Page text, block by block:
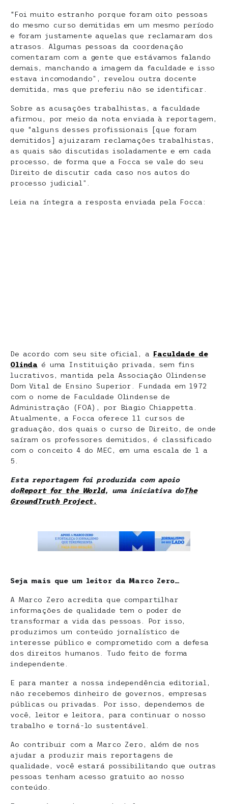
“Foi muito estranho porque foram oito pessoas
do mesmo curso demitidas em um mesmo período
e foram justamente aquelas que reclamaram dos
atrasos. Algumas pessoas da coordenação
comentaram com a gente que estávamos falando
demais, manchando a imagem da faculdade e isso
estava incomodando”, revelou outra docente
demitida, mas que preferiu não se identificar.
Sobre as acusações trabalhistas, a faculdade
afirmou, por meio da nota enviada à reportagem,
que “alguns desses profissionais [que foram
demitidos] ajuizaram reclamações trabalhistas,
as quais são discutidas isoladamente e em cada
processo, de forma que a Focca se vale do seu
Direito de discutir cada caso nos autos do
processo judicial”.
Leia na íntegra a resposta enviada pela Focca:
De acordo com seu site oficial, a Faculdade de
Olinda é uma Instituição privada, sem fins
lucrativos, mantida pela Associação Olindense
Dom Vital de Ensino Superior. Fundada em 1972
com o nome de Faculdade Olindense de
Administração (FOA), por Biagio Chiappetta.
Atualmente, a Focca oferece 11 cursos de
graduação, dos quais o curso de Direito, de onde
saíram os professores demitidos, é classificado
com o conceito 4 do MEC, em uma escala de 1 a
5.
Esta reportagem foi produzida com apoio
doReport for the World, uma iniciativa doThe
GroundTruth Project.
Seja mais que um leitor da Marco Zero…
A Marco Zero acredita que compartilhar
informações de qualidade tem o poder de
transformar a vida das pessoas. Por isso,
produzimos um conteúdo jornalístico de
interesse público e comprometido com a defesa
dos direitos humanos. Tudo feito de forma
independente.
E para manter a nossa independência editorial,
não recebemos dinheiro de governos, empresas
públicas ou privadas. Por isso, dependemos de
você, leitor e leitora, para continuar o nosso
trabalho e torná-lo sustentável.
Ao contribuir com a Marco Zero, além de nos
ajudar a produzir mais reportagens de
qualidade, você estará possibilitando que outras
pessoas tenham acesso gratuito ao nosso
conteúdo.